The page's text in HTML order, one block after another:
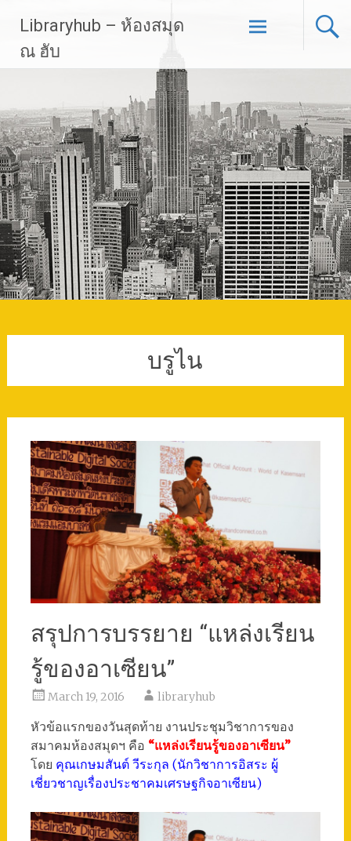
content
Libraryhub – ห้องสมุด
ณ ฮับ
บรูไน
สรุปการบรรยาย “แหล่งเรียน
รู้ของอาเซียน”
March 19, 2016 libraryhub
หัวข้อแรกของวันสุดท้าย งานประชุมวิชาการของ
สมาคมห้องสมุดฯ คือ “แหล่งเรียนรู้ของอาเซียน”
โดย คุณเกษมสันต์ วีระกุล (นักวิชาการอิสระ ผู้
เชี่ยวชาญเรื่องประชาคมเศรษฐกิจอาเซียน)